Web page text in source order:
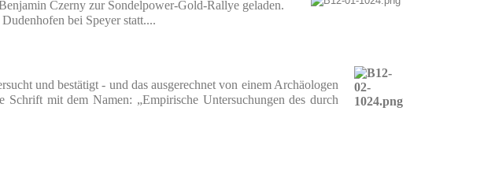
Czerny zur Sondelpower-Gold-Rallye geladen.
bei Speyer statt....
und bestätigt - und das ausgerechnet von einem Archäologen
mit dem Namen: „Empirische Untersuchungen des durch